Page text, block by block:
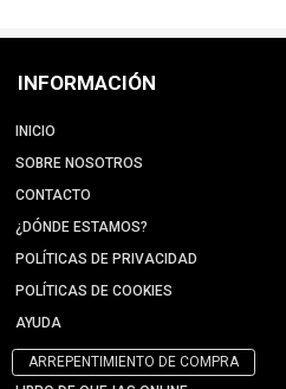
INFORMACIÓN
INICIO
SOBRE NOSOTROS
CONTACTO
¿DÓNDE ESTAMOS?
POLÍTICAS DE PRIVACIDAD
POLÍTICAS DE COOKIES
AYUDA
ARREPENTIMIENTO DE COMPRA